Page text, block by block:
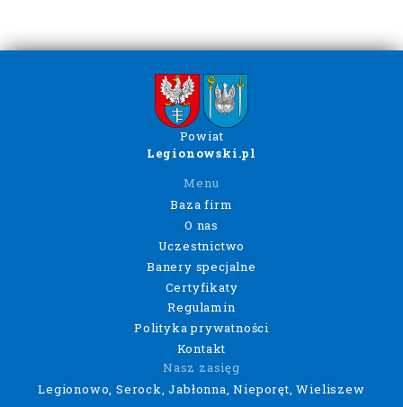
Powiat
Legionowski.pl
Menu
Baza firm
O nas
Uczestnictwo
Banery specjalne
Certyfikaty
Regulamin
Polityka prywatności
Kontakt
Nasz zasięg
Legionowo, Serock, Jabłonna, Nieporęt, Wieliszew